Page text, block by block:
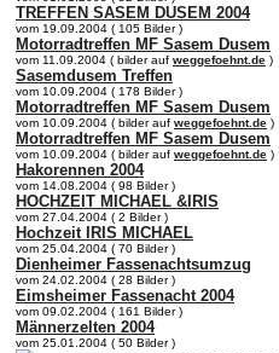
TREFFEN SASEM DUSEM 2004
vom 19.09.2004 ( 105 Bilder )
Motorradtreffen MF Sasem Dusem
vom 11.09.2004 ( bilder auf weggefoehnt.de )
Sasemdusem Treffen
vom 10.09.2004 ( 178 Bilder )
Motorradtreffen MF Sasem Dusem
vom 10.09.2004 ( bilder auf weggefoehnt.de )
Motorradtreffen MF Sasem Dusem
vom 10.09.2004 ( bilder auf weggefoehnt.de )
Hakorennen 2004
vom 14.08.2004 ( 98 Bilder )
HOCHZEIT MICHAEL &IRIS
vom 27.04.2004 ( 2 Bilder )
Hochzeit IRIS MICHAEL
vom 25.04.2004 ( 70 Bilder )
Dienheimer Fassenachtsumzug
vom 24.02.2004 ( 28 Bilder )
Eimsheimer Fassenacht 2004
vom 09.02.2004 ( 161 Bilder )
Männerzelten 2004
vom 25.01.2004 ( 50 Bilder )